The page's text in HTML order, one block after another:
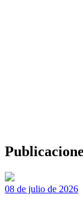
08 de julio de 2026